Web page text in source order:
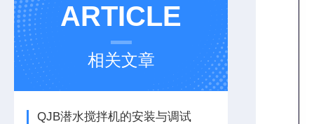
ARTICLE
相关文章
QJB潜水搅拌机的安装与调试